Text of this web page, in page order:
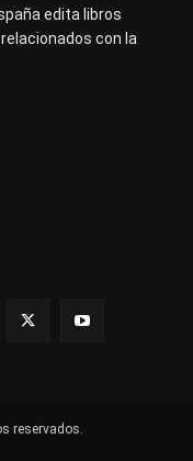
edita libros
con la
reservados.